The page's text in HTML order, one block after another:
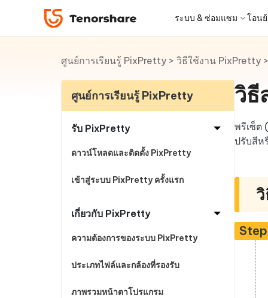
ReiBoot
for iOS
Tenorshare
New
ระบบ & ซ่อมแซม
iOS 26
ซ่อมแซม
ซ่อมแซมระบบ Android ง่าย ๆ เครื่องมือ
โอน
เครื่องมือโอนย้าย
iCareFone for LINE
ย้าย LINE ระหว่าง Android & iPhone สำรองแ
iOS 26
กู้คืนข้อมูล iPhone/iPad ที่สูญหาย กู้คืนข้อมูล
4DDiG - Windows Data Recovery
กู้คืนไฟล์ที่ถูกลบใน Windows
4DDiG
กู้คืนไฟล์
ดูสินค้าทั้งหมด
Desktop
iAnyGo - เปลี่ยนตำแหน่ง GPS
เปลี่ยนตำแหน่งโดยไม่ต้องเจลเบรก/รูท
4uKey
ปลดล็อค
4MeKey- iPhone Activation
Unlock
รีทัชภาพ
เปลี่ยนตำแหน่ง iPhone โดยไม่ใช้พีซี เปลี่ยนต
UltData for Android APP
ล้างข้อมู
Desktop
PDNob - PDF Editor for Windows
แก้ไขและปรับปรุง PDF ด้วย AI บน Windows
PDNob - PDF Editor for Mac
แก้ไขและจัดการ PDF ด้วย AI บน macOS
จับภาพแ
แปลภาพด้
ใหม่
แปลงและรู้จำตัวอักษร (OCR) จาก PDF ได้
เครื่องมือแต่งรูปด้วย AI ฟรี
สร้างสไ
แปลงเนื้
หมวดหมู่โซลูชัน
โปรแกรมปลดล็อก iPhone
เครื่องมือปล
iPhone MDM Bypass
โปรแกรมปล
Android Data Recovery
ซ่อมแซมระบ
ดาวน์เกรด iOS
ดูโซลูชั่นทั้งหมด
ศูนย์การเรียนรู้ PixPretty > วิธีใช้งาน PixPretty >
ศูนย์การเรียนรู้ PixPretty
รับ PixPretty
ดาวน์โหลดและติดตั้ง PixPretty
เข้าสู่ระบบ PixPretty ครั้งแรก
เกี่ยวกับ PixPretty
ความต้องการของระบบ PixPretty
ประเภทไฟล์และกล้องที่รองรับ
ภาพรวมหน้าตาโปรแกรม
วิธี
พรีเซ็ต
ปรับสีห